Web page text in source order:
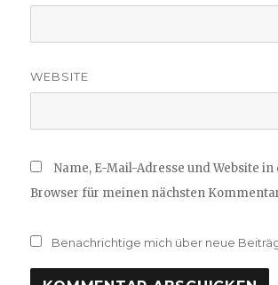
WEBSITE
Name, E-Mail-Adresse und Website
Browser für meinen nächsten
Benachrichtige mich über neue